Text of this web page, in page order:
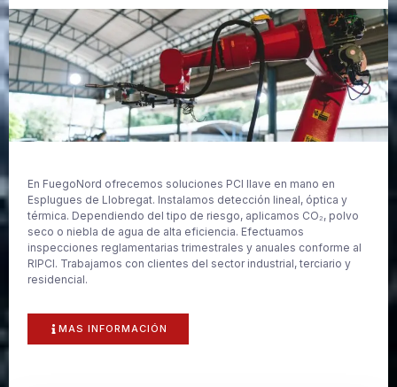
En FuegoNord ofrecemos soluciones PCI llave en mano en
Esplugues de Llobregat. Instalamos detección lineal, óptica y
térmica. Dependiendo del tipo de riesgo, aplicamos CO₂, polvo
seco o niebla de agua de alta eficiencia. Efectuamos
inspecciones reglamentarias trimestrales y anuales conforme al
RIPCI. Trabajamos con clientes del sector industrial, terciario y
residencial.
MAS INFORMACIÓN